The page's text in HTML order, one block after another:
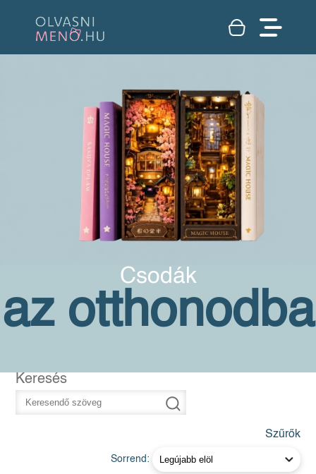
Csodák
az otthonodba
Keresés
Szűrők
Sorrend: